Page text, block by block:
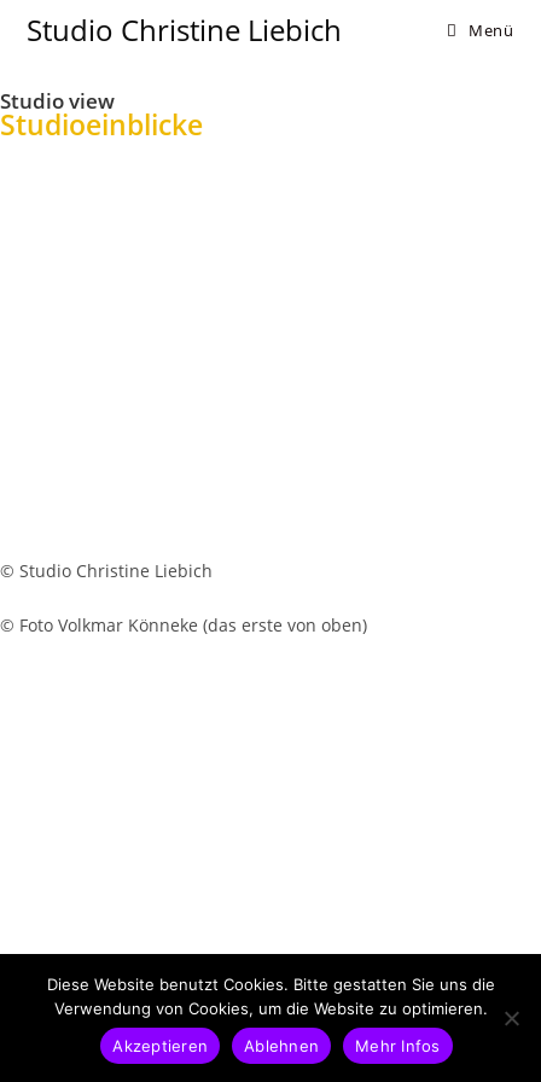
Studio Christine Liebich Menü
Studio view
Studioeinblicke
© Studio Christine Liebich
© Foto Volkmar Könneke (das erste von oben)
Diese Website benutzt Cookies. Bitte gestatten Sie uns die
Verwendung von Cookies, um die Website zu optimieren.
Akzeptieren
Ablehnen Mehr Infos